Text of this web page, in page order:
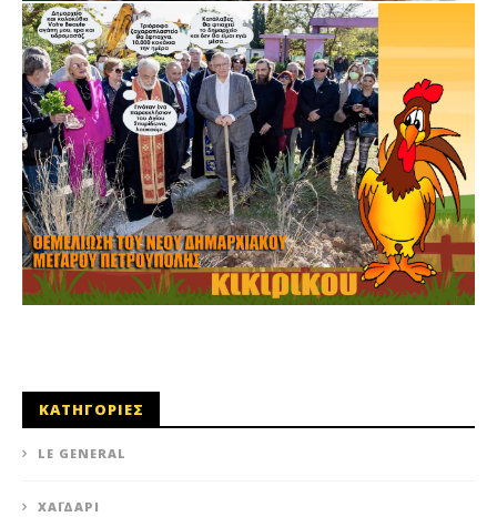
ΠΕΤΡΟΥΠΟΛΗ: ΕΞΟΡΜΗΣΗ ΤΗΣ ΝΕΑΣ ΔΗΜΟΤΙΚΗΣ ΑΡΧΗΣ
ΣΤΑ ΣΧΟΛΕΙΑ
16 Ιανουαρίου 2024
maxitis
0
ΚΑΤΗΓΟΡΙΕΣ
LE GENERAL
XΑΪΔΆΡΙ